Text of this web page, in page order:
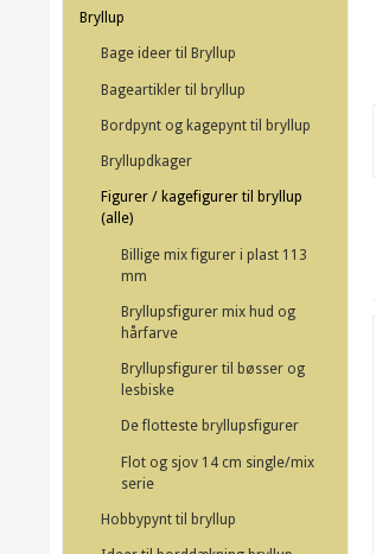
Bryllup
Bage ideer til Bryllup
Bageartikler til bryllup
Bordpynt og kagepynt til bryllup
Bryllupdkager
Figurer / kagefigurer til bryllup
(alle)
Billige mix figurer i plast 113
mm
Bryllupsfigurer mix hud og
hårfarve
Bryllupsfigurer til bøsser og
lesbiske
De flotteste bryllupsfigurer
Flot og sjov 14 cm single/mix
serie
Hobbypynt til bryllup